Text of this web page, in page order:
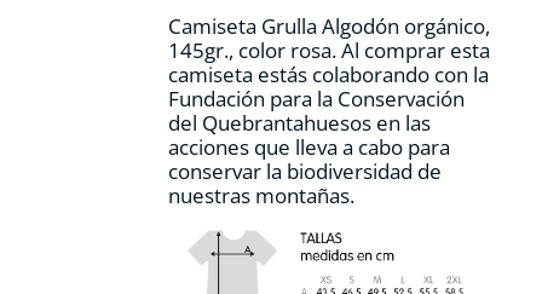
página
de
producto
Camiseta Grulla Algodón orgánico,
145gr., color rosa. Al comprar esta
camiseta estás colaborando con la
Fundación para la Conservación
del Quebrantahuesos en las
acciones que lleva a cabo para
conservar la biodiversidad de
nuestras montañas.